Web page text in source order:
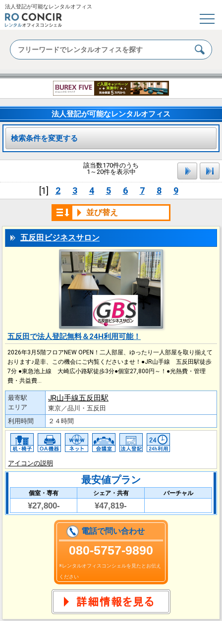
法人登記が可能なレンタルオフィス
法人登記が可能なレンタルオフィス
検索条件を変更する
該当数170件のうち
1～20件を表示中
[1] 2 3 4 5 6 7 8 9
並び替え
五反田ビジネスサロン
五反田で法人登記無料＆24H利用可能！
2026年3月5階フロアNEW OPEN！二人部屋、ゆったり一人部屋を取り揃えて
おります♪是非、この機会にご内覧くださいませ！●JR山手線 五反田駅徒歩
7分 ●東急池上線 大崎広小路駅徒歩3分●個室27,800円～！●光熱費・管理
費・共益費…
最寄駅
エリア
JR山手線五反田駅
東京／品川・五反田
利用時間
２４時間
アイコンの説明
最安値プラン
個室・専有 シェア・共有 バーチャル
¥27,800- ¥47,819-
電話で問い合わせ
080-5757-9890
※レンタルオフィスコンシェルを見たとお伝え
ください